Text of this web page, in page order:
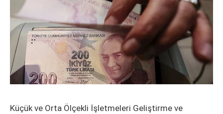
Küçük ve Orta Ölçekli İşletmeleri Geliştirme ve